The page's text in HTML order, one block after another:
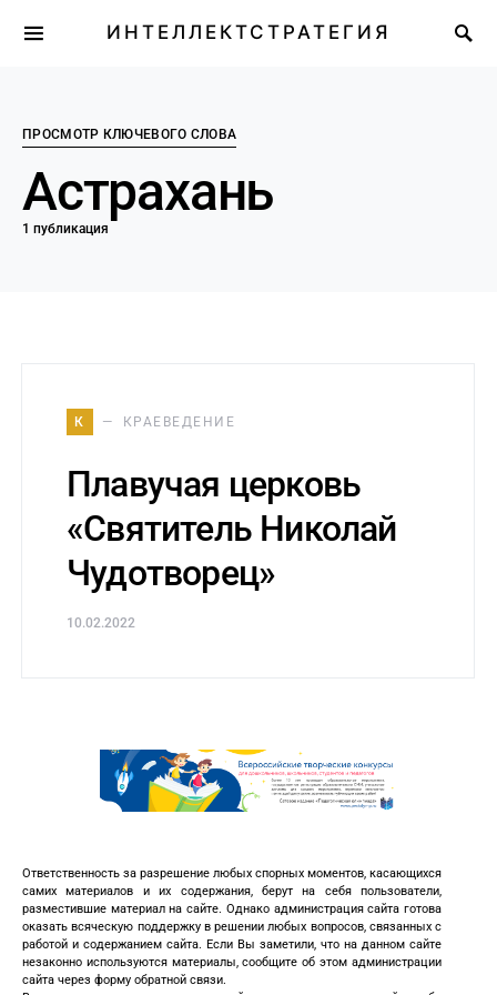
ИНТЕЛЛЕКТСТРАТЕГИЯ
ПРОСМОТР КЛЮЧЕВОГО СЛОВА
Астрахань
1 публикация
К КРАЕВЕДЕНИЕ
Плавучая церковь
«Святитель Николай
Чудотворец»
10.02.2022
Ответственность за разрешение любых спорных моментов, касающихся
самих материалов и их содержания, берут на себя пользователи,
разместившие материал на сайте. Однако администрация сайта готова
оказать всяческую поддержку в решении любых вопросов, связанных с
работой и содержанием сайта. Если Вы заметили, что на данном сайте
незаконно используются материалы, сообщите об этом администрации
сайта через форму обратной связи.